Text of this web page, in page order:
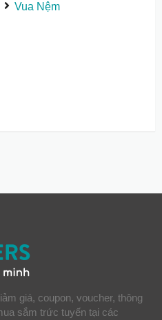
Vua Nệm
giá, coupon, voucher, thông
sắm trức tuyến tại các